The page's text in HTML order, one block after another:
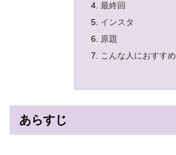
最終回
インスタ
原題
こんな人におすすめ
あらすじ